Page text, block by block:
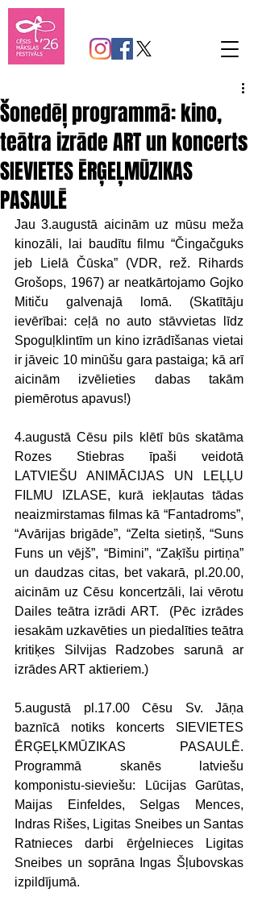
Šonedēļ programmā: kino,
teātra izrāde ART un koncerts
SIEVIETES ĒRĢEĻMŪZIKAS
PASAULĒ
Jau 3.augustā aicinām uz mūsu meža
kinozāli, lai baudītu filmu “Čingačguks
jeb Lielā Čūska” (VDR, rež. Rihards
Grošops, 1967) ar neatkārtojamo Gojko
Mitiču galvenajā lomā. (Skatītāju
ievērībai: ceļā no auto stāvvietas līdz
Spoguļklintīm un kino izrādīšanas vietai
ir jāveic 10 minūšu gara pastaiga; kā arī
aicinām izvēlieties dabas takām
piemērotus apavus!)
4.augustā Cēsu pils klētī būs skatāma
Rozes Stiebras īpaši veidotā
LATVIEŠU ANIMĀCIJAS UN LEĻĻU
FILMU IZLASE, kurā iekļautas tādas
neaizmirstamas filmas kā “Fantadroms”,
“Avārijas brigāde”, “Zelta sietiņš, “Suns
Funs un vējš”, “Bimini”, “Zaķīšu pirtiņa”
un daudzas citas, bet vakarā, pl.20.00,
aicinām uz Cēsu koncertzāli, lai vērotu
Dailes teātra izrādi ART.  (Pēc izrādes
iesakām uzkavēties un piedalīties teātra
kritiķes Silvijas Radzobes sarunā ar
izrādes ART aktieriem.)
5.augustā pl.17.00 Cēsu Sv. Jāņa
baznīcā notiks koncerts SIEVIETES
ĒRĢEĻKMŪZIKAS PASAULĒ.
Programmā skanēs latviešu
komponistu-sieviešu: Lūcijas Garūtas,
Maijas Einfeldes, Selgas Mences,
Indras Rišes, Ligitas Sneibes un Santas
Ratnieces darbi ērģelnieces Ligitas
Sneibes un soprāna Ingas Šļubovskas
izpildījumā.